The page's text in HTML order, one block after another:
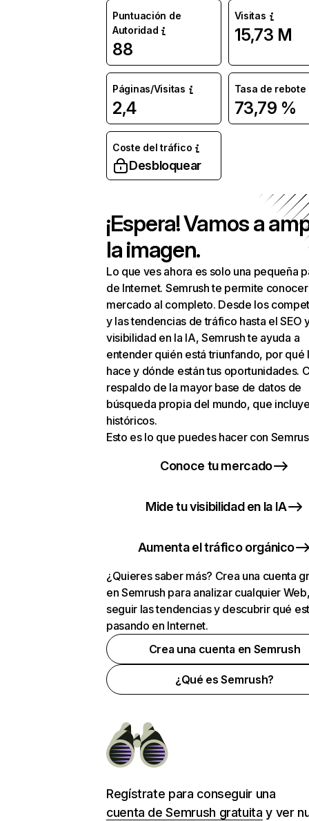
Puntuación de
Autoridad
88
Visitas
15,73 M
Páginas/Visitas
2,4
Tasa de rebote
73,79 %
Coste del tráfico
Desbloquear
¡Espera! Vamos a
la imagen.
Lo que ves ahora es solo una pequeña
de Internet. Semrush te permite
mercado al completo. Desde los
y las tendencias de tráfico hasta el SEO
visibilidad en la IA, Semrush te ayuda a
entender quién está triunfando, por qué
hace y dónde están tus oportunidades.
respaldo de la mayor base de datos de
búsqueda propia del mundo, que
históricos.
Esto es lo que puedes hacer con
Conoce tu mercado
Mide tu visibilidad en la IA
Aumenta el tráfico orgánico
¿Quieres saber más? Crea una cuenta
en Semrush para analizar cualquier
seguir las tendencias y descubrir qué
pasando en Internet.
Crea una cuenta en Semrush
¿Qué es Semrush?
Regístrate para conseguir una
cuenta de Semrush gratuita y ver